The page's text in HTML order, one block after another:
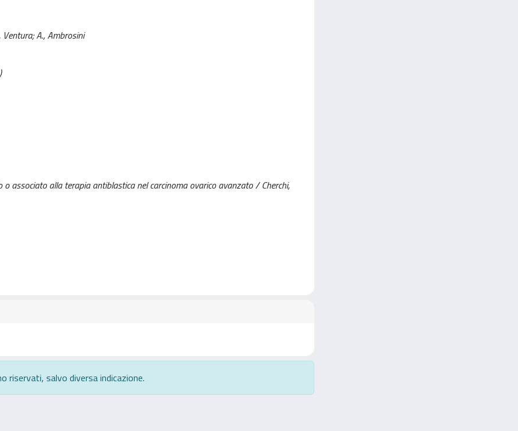
Ventura; A., Ambrosini
associato alla terapia antiblastica nel carcinoma ovarico avanzato / Cherchi,
salvo diversa indicazione.